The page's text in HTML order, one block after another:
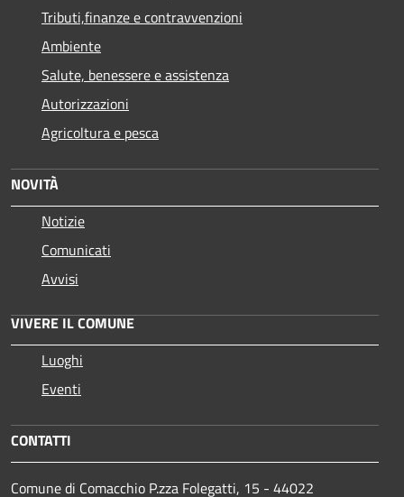
Tributi,finanze e contravvenzioni
Ambiente
Salute, benessere e assistenza
Autorizzazioni
Agricoltura e pesca
NOVITÀ
Notizie
Comunicati
Avvisi
VIVERE IL COMUNE
Luoghi
Eventi
CONTATTI
Comune di Comacchio P.zza Folegatti, 15 - 44022